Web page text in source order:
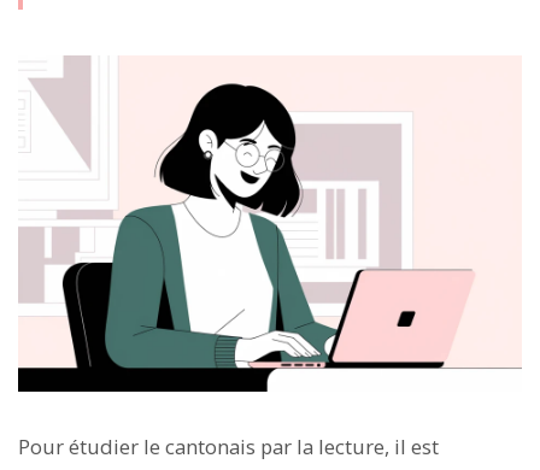
Pour étudier le cantonais par la lecture, il est